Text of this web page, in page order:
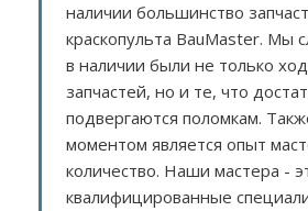
наличии большинство
краскопульта BauMaster. Мы
в наличии были не только
запчастей, но и те, что
подвергаются поломкам.
моментом является опыт
количество. Наши мастера -
квалифицированные